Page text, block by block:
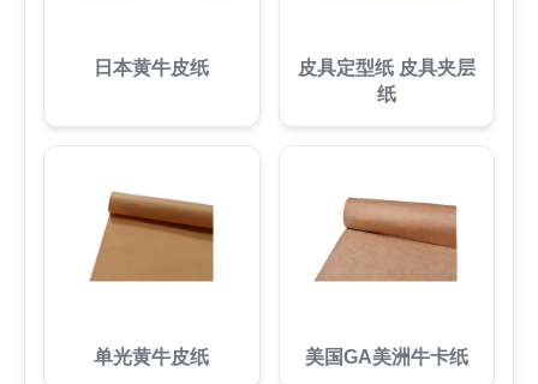
日本黄牛皮纸
皮具定型纸 皮具夹层
纸
单光黄牛皮纸 美国GA美洲牛卡纸